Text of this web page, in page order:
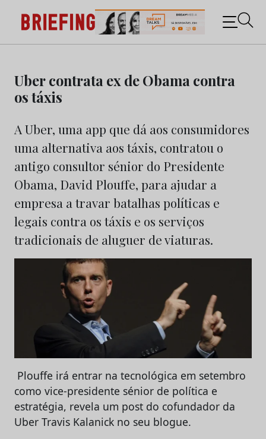
content
Briefing: Todas as notícias sobre os negócios do
Marketing e da Publicidade
Uber contrata ex de Obama contra
os táxis
A Uber, uma app que dá aos consumidores
uma alternativa aos táxis, contratou o
antigo consultor sénior do Presidente
Obama, David Plouffe, para ajudar a
empresa a travar batalhas políticas e
legais contra os táxis e os serviços
tradicionais de aluguer de viaturas.
Plouffe irá entrar na tecnológica em setembro
como vice-presidente sénior de política e
estratégia, revela um post do cofundador da
Uber Travis Kalanick no seu blogue.